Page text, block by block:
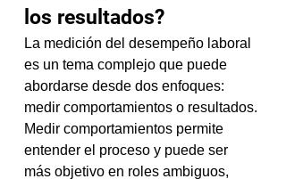
los resultados?
La medición del desempeño laboral
es un tema complejo que puede
abordarse desde dos enfoques:
medir comportamientos o resultados.
Medir comportamientos permite
entender el proceso y puede ser
más objetivo en roles ambiguos,